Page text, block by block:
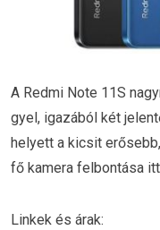
A Redmi Note 11S
gyel, igazából két
helyett a kicsit
fő kamera felbontása
Linkek és árak: